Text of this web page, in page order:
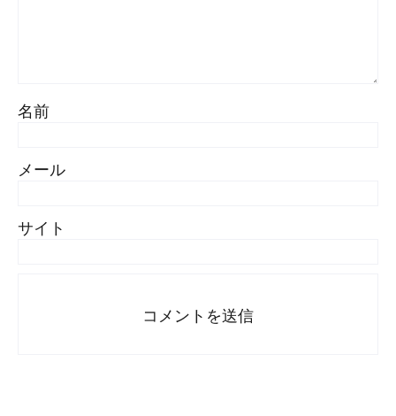
名前
メール
サイト